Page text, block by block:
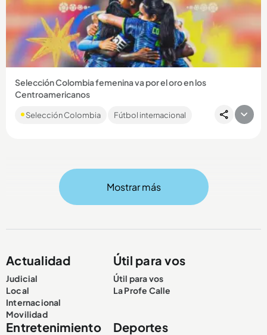
Compartir Noticia
Selección Colombia femenina va por el oro en los
Centroamericanos
noche....
Selección Colombia Fútbol internacional
Mostrar más
Actualidad
Judicial
Local
Internacional
Movilidad
Útil para vos
Útil para vos
La Profe Calle
Entretenimiento Deportes